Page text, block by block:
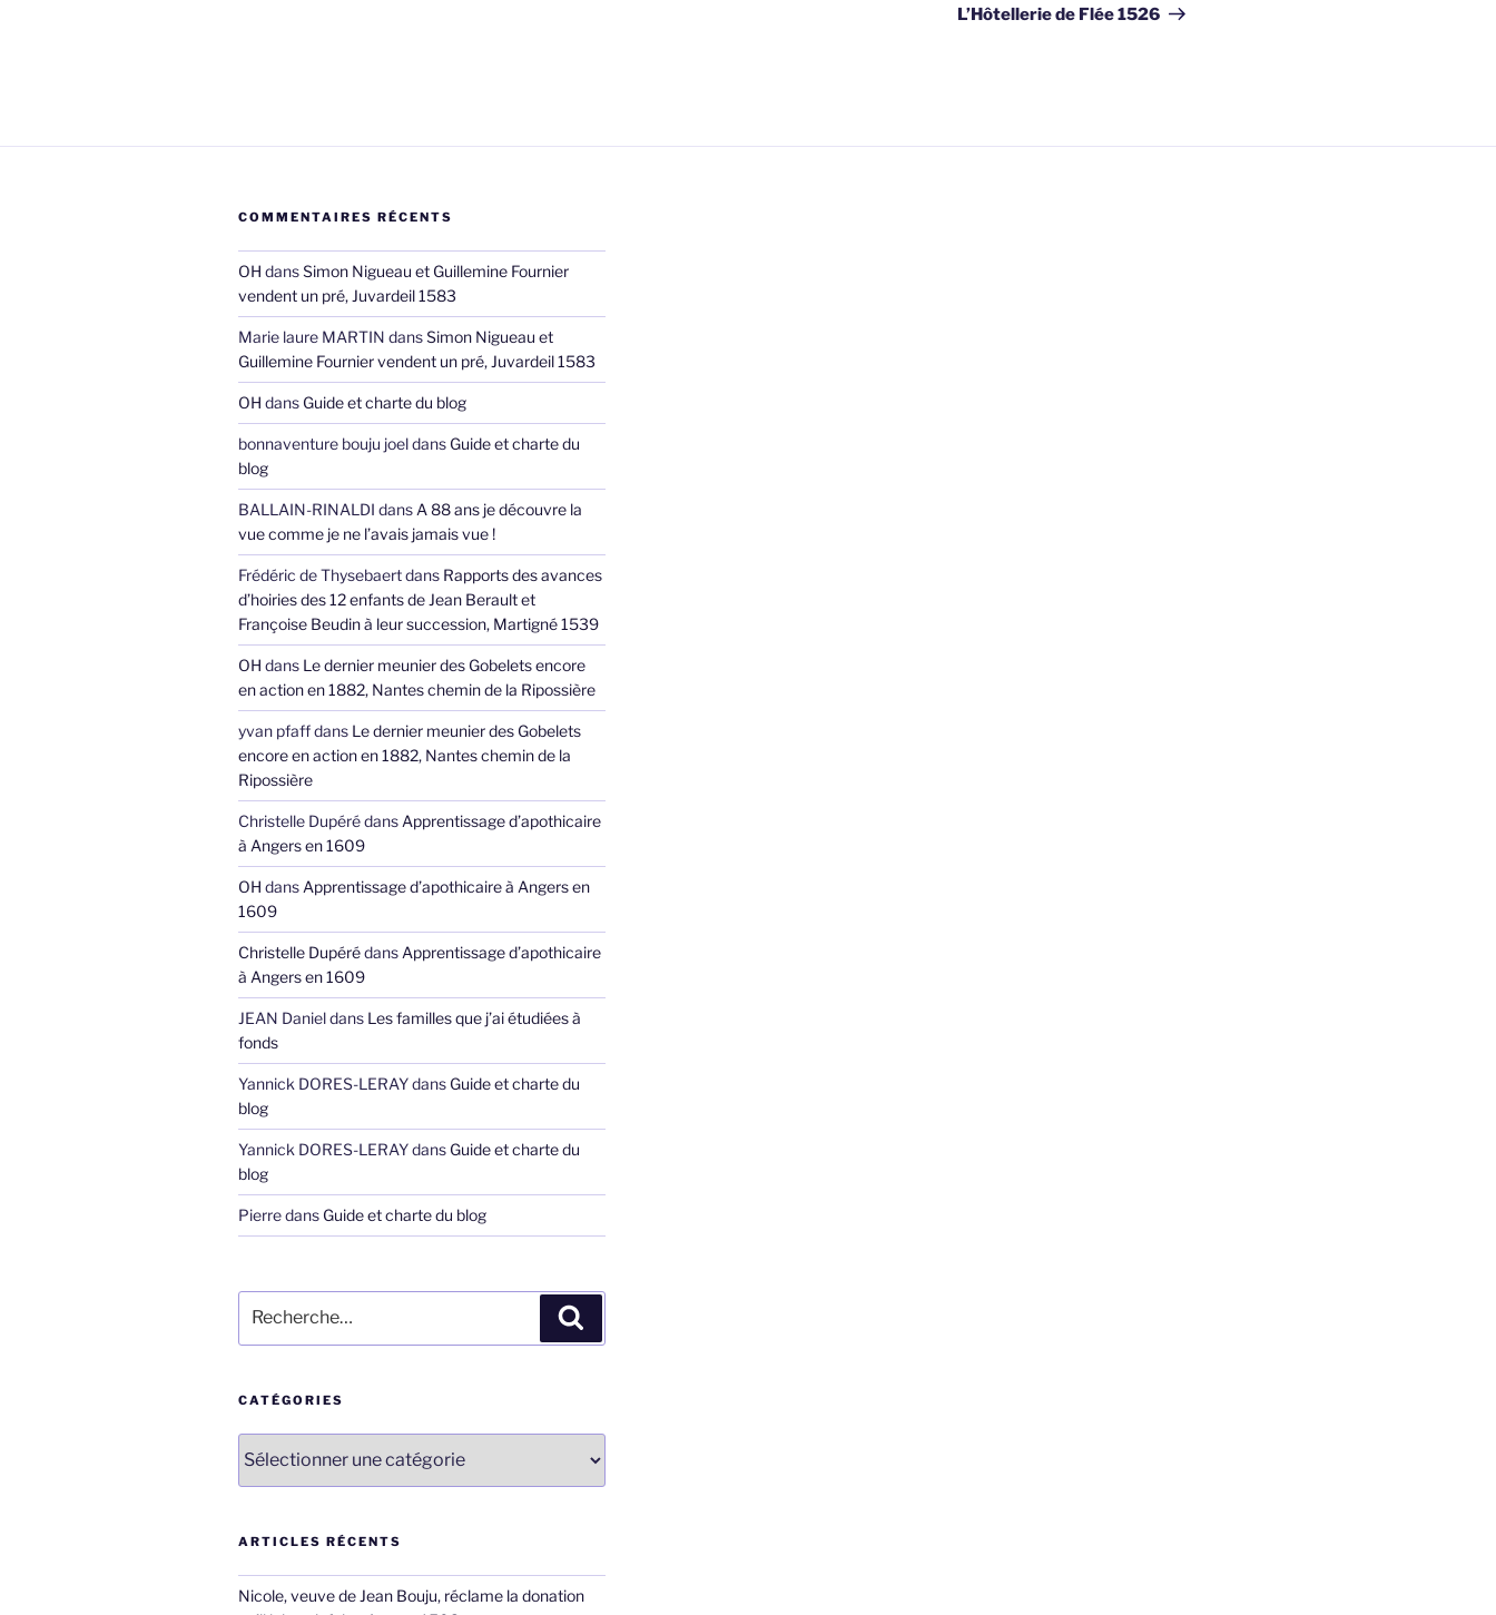
L’Hôtellerie de Flée 1526
COMMENTAIRES RÉCENTS
OH dansSimon Nigueau et Guillemine Fournier
vendent un pré, Juvardeil 1583
Marie laure MARTIN dansSimon Nigueau et
Guillemine Fournier vendent un pré, Juvardeil 1583
OH dans Guide et charte du blog
bonnaventure bouju joeldans Guide et charte du
blog
BALLAIN-RINALDI dans A 88 ans je découvre la
vue comme je ne l’avais jamais vue !
Frédéric de Thysebaertdans Rapports des avances
d’hoiries des 12 enfants de Jean Berault et
Françoise Beudin à leur succession, Martigné 1539
OH dans Le dernier meunier des Gobelets encore
en action en 1882, Nantes chemin de la Ripossière
yvan pfaffdans Le dernier meunier des Gobelets
encore en action en 1882, Nantes chemin de la
Ripossière
Christelle Dupérédans Apprentissage d’apothicaire
à Angers en 1609
OH dans Apprentissage d’apothicaire à Angers en
1609
Christelle Dupérédans Apprentissage d’apothicaire
à Angers en 1609
JEAN Danieldans Les familles que j’ai étudiées à
fonds
Yannick DORES-LERAYdans Guide et charte du
blog
Yannick DORES-LERAYdans Guide et charte du
blog
Pierredans Guide et charte du blog
pour
:
CATÉGORIES
ARTICLES RÉCENTS
Nicole, veuve de Jean Bouju, réclame la donation